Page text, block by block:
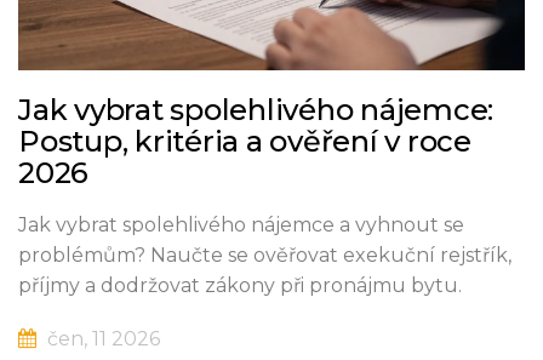
Jak vybrat spolehlivého nájemce:
Postup, kritéria a ověření v roce
2026
Jak vybrat spolehlivého nájemce a vyhnout se
problémům? Naučte se ověřovat exekuční rejstřík,
příjmy a dodržovat zákony při pronájmu bytu.
čen, 11 2026